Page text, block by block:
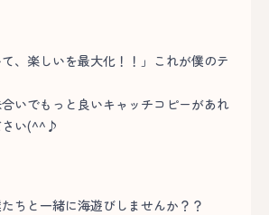
て、楽しいを最大化！！」これが僕のテ
いでもっと良いキャッチコピーがあれ
さい(^^♪
ちと一緒に海遊びしませんか？？